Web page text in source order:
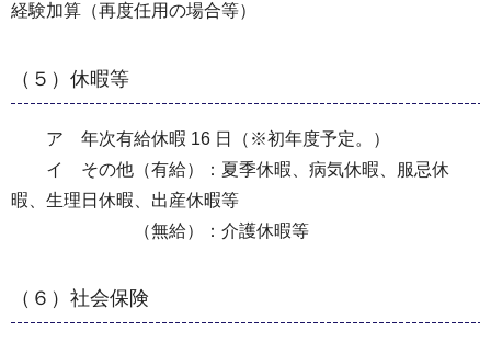
経験加算（再度任用の場合等）
（５）休暇等
ア 年次有給休暇 16 日（※初年度予定。）
イ その他（有給）：夏季休暇、病気休暇、服忌休
暇、生理日休暇、出産休暇等
（無給）：介護休暇等
（６）社会保険